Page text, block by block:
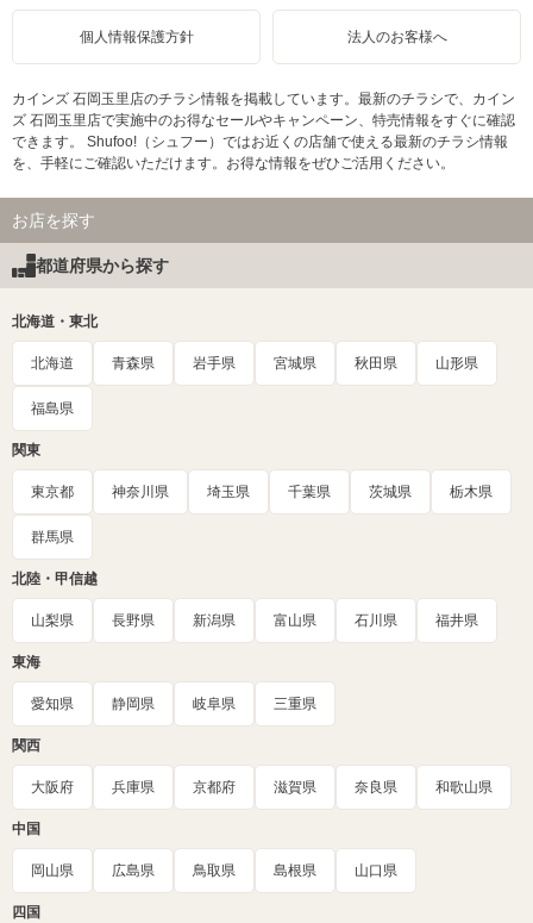
個人情報保護方針 法人のお客様へ
カインズ 石岡玉里店のチラシ情報を掲載しています。最新のチラシで、カイン
ズ 石岡玉里店で実施中のお得なセールやキャンペーン、特売情報をすぐに確認
できます。 Shufoo!（シュフー）ではお近くの店舗で使える最新のチラシ情報
を、手軽にご確認いただけます。お得な情報をぜひご活用ください。
お店を探す
都道府県から探す
北海道・東北
北海道 青森県 岩手県 宮城県 秋田県 山形県
福島県
関東
東京都 神奈川県 埼玉県 千葉県 茨城県 栃木県
群馬県
北陸・甲信越
山梨県 長野県 新潟県 富山県 石川県 福井県
東海
愛知県 静岡県 岐阜県 三重県
関西
大阪府 兵庫県 京都府 滋賀県 奈良県 和歌山県
中国
岡山県 広島県 鳥取県 島根県 山口県
四国